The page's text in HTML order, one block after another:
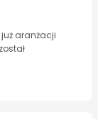
aranżacji